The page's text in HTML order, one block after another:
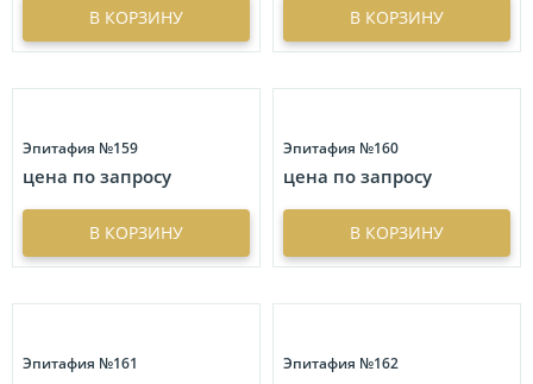
В КОРЗИНУ В КОРЗИНУ
Эпитафия №159
цена по запросу
В КОРЗИНУ
Эпитафия №160
цена по запросу
В КОРЗИНУ
Эпитафия №161 Эпитафия №162